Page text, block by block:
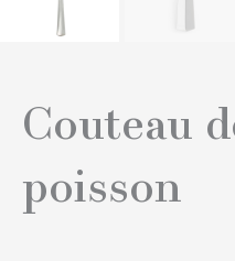
Couteau
poisson